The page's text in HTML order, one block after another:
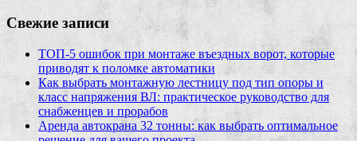
Свежие записи
ТОП-5 ошибок при монтаже въездных ворот, которые
приводят к поломке автоматики
Как выбрать монтажную лестницу под тип опоры и
класс напряжения ВЛ: практическое руководство для
снабженцев и прорабов
Аренда автокрана 32 тонны: как выбрать оптимальное